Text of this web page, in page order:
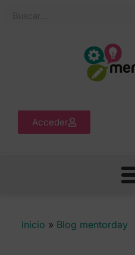
Acceder
Inicio » Blog mentorday